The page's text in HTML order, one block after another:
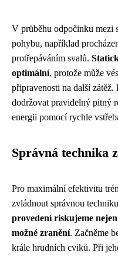
V průběhu odpočinku mezi
pohybu, například
protřepáváním svalů.
optimální, protože může
připravenosti na další
dodržovat pravidelný pitný
energii pomocí rychle
Správná technika
Pro maximální efektivitu
zvládnout správnou
provedení riskujeme
možné zranění. Začněme
krále hrudních cviků. Při